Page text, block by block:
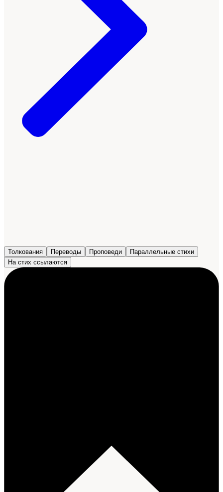
Толкования Переводы Проповеди
Параллельные стихи
На стих ссылаются